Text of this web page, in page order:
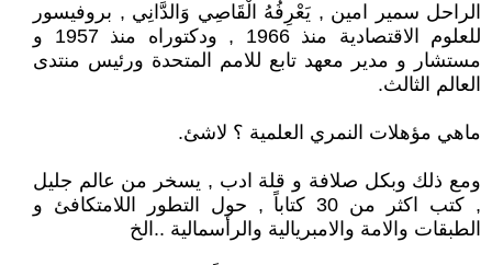
الراحل سمير امين , يَعْرِفُهُ الْقَاصِي وَالدَّانِي , بروفيسور
للعلوم الاقتصادية منذ 1966 , ودكتوراه منذ 1957 و
مستشار و مدير معهد تابع للامم المتحدة ورئيس منتدى
العالم الثالث.
ماهي مؤهلات النمري العلمية ؟ لاشئ.
ومع ذلك وبكل صلافة و قلة ادب , يسخر من عالم جليل
, كتب اكثر من 30 كتاباً , حول التطور اللامتكافئ و
الطبقات والامة والامبريالية والرأسمالية ..الخ